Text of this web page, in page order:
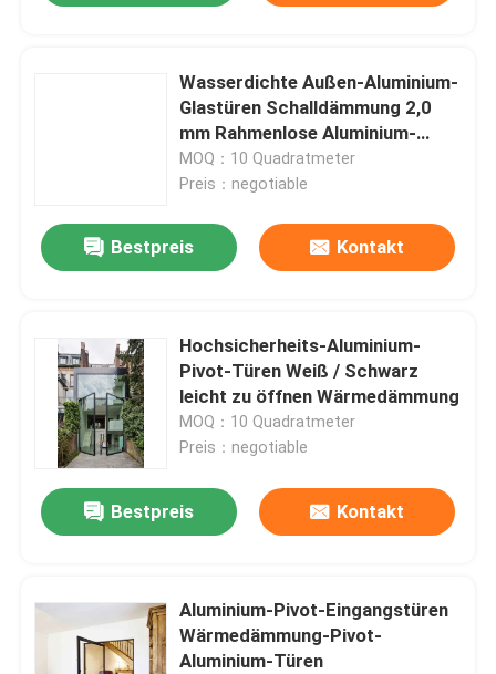
Wasserdichte Außen-Aluminium-
Glastüren Schalldämmung 2,0
mm Rahmenlose Aluminium-
Türen
MOQ：10 Quadratmeter
Preis：negotiable
Bestpreis Kontakt
Hochsicherheits-Aluminium-
Pivot-Türen Weiß / Schwarz
leicht zu öffnen Wärmedämmung
MOQ：10 Quadratmeter
Preis：negotiable
Bestpreis Kontakt
Aluminium-Pivot-Eingangstüren
Wärmedämmung-Pivot-
Aluminium-Türen